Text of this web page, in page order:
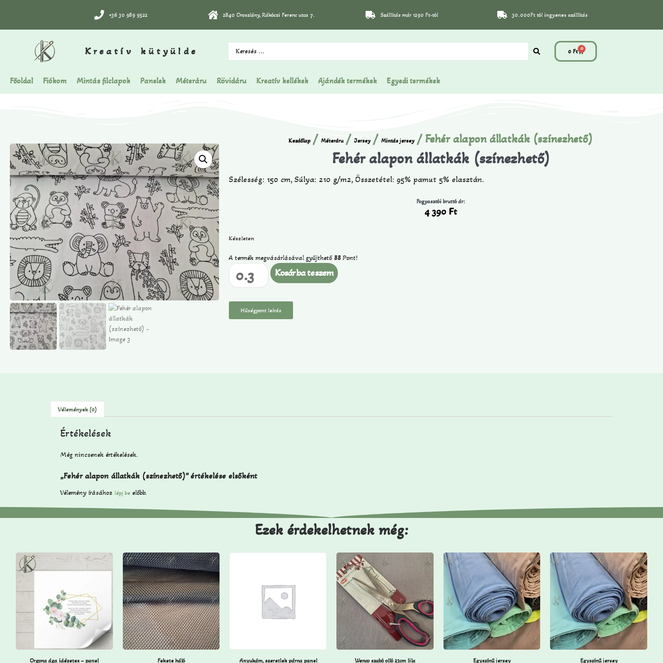
+36 30 989 9522 2840 Oroszlány, Rákóczi Ferenc utca 7. Szállítás már 1290 Ft-tól 30.000Ft tól ingyenes szállítás
Kreatív kütyülde 0 Ft 0
Főoldal Fiókom Mintás filclapok Panelek Méteráru Rövidáru Kreatív kellékek Ajándék termékek Egyedi termékek
Kezdőlap/Méteráru/Jersey/Mintás jersey/ Fehér alapon állatkák (színezhető)
Fehér alapon állatkák (színezhető)
Szélesség: 150 cm, Súlya: 210 g/m2, Összetétel: 95% pamut 5% elasztán.
Fogyasztói bruttó ár:
4 390 Ft
Készleten
A termék megvásárlásával gyűjthető 88Pont!
Kosárba teszem
Hűségpont leírás
Vélemények (0)
Értékelések
Még nincsenek értékelések.
„Fehér alapon állatkák (színezhető)” értékelése elsőként
Vélemény írásához lépj be előbb.
Ezek érdekelhetnek még:
Orgona ága idézetes – panel Fekete háló Anyukám, szeretlek párna panel Wenco szabó olló 23cm lila Egyszínű jersey Egyszínű jersey